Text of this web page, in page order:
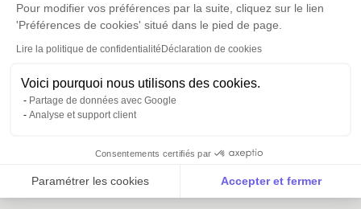
Pour modifier vos préférences par la suite, cliquez sur le lien
'Préférences de cookies' situé dans le pied de page.
Lire la politique de confidentialitéDéclaration de cookies
Voici pourquoi nous utilisons des cookies.
Partage de données avec Google
Analyse et support client
Consentements certifiés par
Paramétrer les cookies Accepter et fermer
Le paradoxe de l'automatisation :
automatiser sans se noyer
mais elle peut rapidement devenir incontrôlable
dans un CRM complexe. Entre les emails
automatiques, les tâches auto-générées et les
notifications en cascade, l'utilisateur se retrouve
déclenchées et qu'il ne comprend pas toujours.